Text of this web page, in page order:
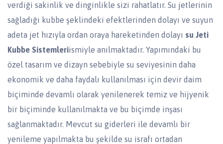
verdiği sakinlik ve dinginlikle sizi rahatlatır. Su jetlerinin
sağladığı kubbe şeklindeki efektlerinden dolayı ve suyun
adeta jet hızıyla ordan oraya hareketinden dolayı su Jeti
Kubbe Sistemleriismiyle anılmaktadır. Yapımındaki bu
özel tasarım ve dizayn sebebiyle su seviyesinin daha
ekonomik ve daha faydalı kullanılması için devir daim
biçiminde devamlı olarak yenilenerek temiz ve hijyenik
bir biçiminde kullanılmakta ve bu biçimde inşası
sağlanmaktadır. Mevcut su giderleri ile devamlı bir
yenileme yapılmakta bu şekilde su israfı ortadan